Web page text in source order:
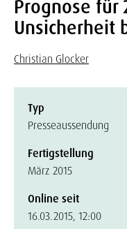
Prognose für
Unsicherheit
Christian Glocker
Typ
Presseaussendung
Fertigstellung
März 2015
Online seit
16.03.2015, 12:00